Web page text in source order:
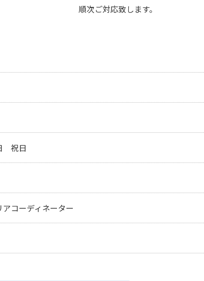
順次ご対応致します。
祝日
コーディネーター